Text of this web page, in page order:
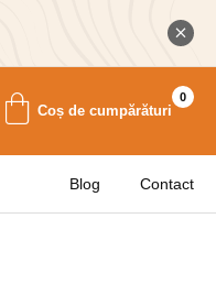
Coș de cumpărături
0
Blog Contact